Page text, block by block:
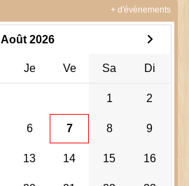
Août 2026
Je Ve Sa Di
1 2
6 7 8 9
13 14 15 16
+ d'évènements